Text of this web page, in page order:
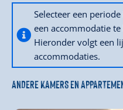
Selecteer een
een accommodatie te
Hieronder volgt een
accommodaties.
ANDERE KAMERS EN